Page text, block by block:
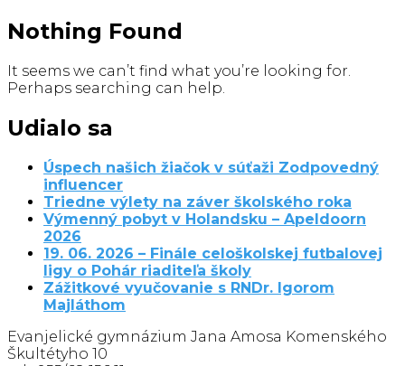
Nothing Found
It seems we can’t find what you’re looking for.
Perhaps searching can help.
Udialo sa
Úspech našich žiačok v súťaži Zodpovedný
influencer
Triedne výlety na záver školského roka
Výmenný pobyt v Holandsku – Apeldoorn
2026
19. 06. 2026 – Finále celoškolskej futbalovej
ligy o Pohár riaditeľa školy
Zážitkové vyučovanie s RNDr. Igorom
Majláthom
Evanjelické gymnázium Jana Amosa Komenského
Škultétyho 10